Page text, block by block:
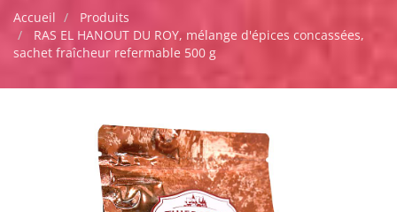
Accueil
Produits
RAS EL HANOUT DU ROY, mélange d'épices concassées,
sachet fraîcheur refermable 500 g